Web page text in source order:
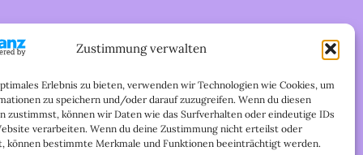
Zustimmung verwalten
Erlebnis zu bieten, verwenden wir Technologien wie Cookies, um
zu speichern und/oder darauf zuzugreifen. Wenn du diesen
zustimmst, können wir Daten wie das Surfverhalten oder eindeutige IDs
verarbeiten. Wenn du deine Zustimmung nicht erteilst oder
können bestimmte Merkmale und Funktionen beeinträchtigt werden.